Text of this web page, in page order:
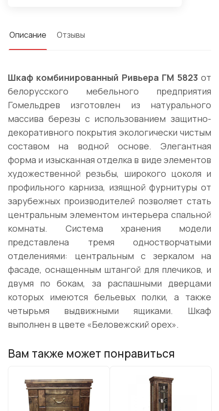
Описание Отзывы
Шкаф комбинированный Ривьера ГМ 5823 от
белорусского мебельного предприятия
Гомельдрев изготовлен из натурального
массива березы с использованием защитно-
декоративного покрытия экологически чистым
составом на водной основе. Элегантная
форма и изысканная отделка в виде элементов
художественной резьбы, широкого цоколя и
профильного карниза, изящной фурнитуры от
зарубежных производителей позволяет стать
центральным элементом интерьера спальной
комнаты. Система хранения модели
представлена тремя одностворчатыми
отделениями: центральным с зеркалом на
фасаде, оснащенным штангой для плечиков, и
двумя по бокам, за распашными дверцами
которых имеются бельевых полки, а также
четырьмя выдвижными ящиками. Шкаф
выполнен в цвете «Беловежский орех».
Вам также может понравиться